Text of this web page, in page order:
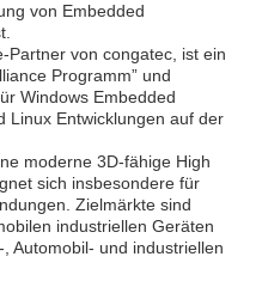
von Embedded
Partner von congatec, ist ein
Programm” und
Windows Embedded
Linux Entwicklungen auf der
moderne 3D-fähige High
sich insbesondere für
Zielmärkte sind
industriellen Geräten
Automobil- und industriellen